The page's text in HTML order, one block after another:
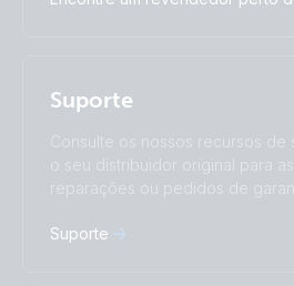
Türkçe
中國人
I agree to receive the
Suporte
Consulte os nossos recursos
o seu distribuidor original para
reparações ou pedidos de
Suporte